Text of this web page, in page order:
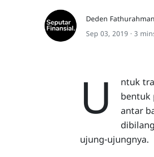
Deden Fathurahman
Sep 03, 2019 · 3
U
ntuk
bentuk
antar
ujung-ujungnya.